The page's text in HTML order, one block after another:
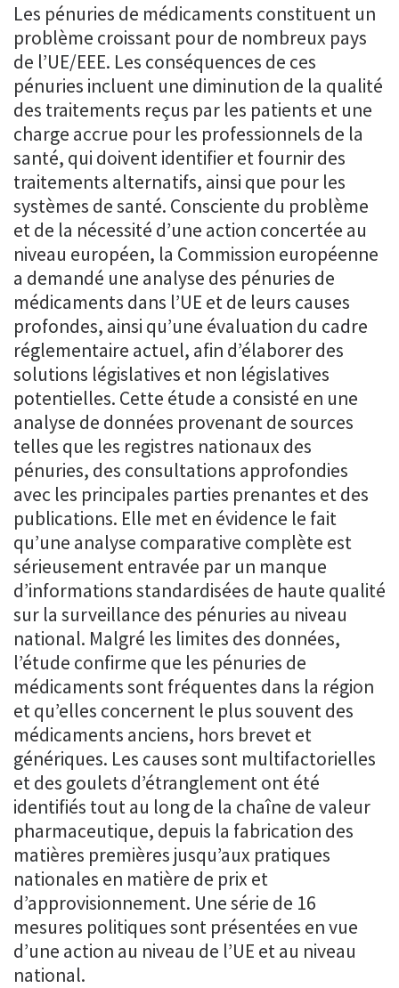
Les pénuries de médicaments constituent un
problème croissant pour de nombreux pays
de l’UE/EEE. Les conséquences de ces
pénuries incluent une diminution de la qualité
des traitements reçus par les patients et une
charge accrue pour les professionnels de la
santé, qui doivent identifier et fournir des
traitements alternatifs, ainsi que pour les
systèmes de santé. Consciente du problème
et de la nécessité d’une action concertée au
niveau européen, la Commission européenne
a demandé une analyse des pénuries de
médicaments dans l’UE et de leurs causes
profondes, ainsi qu’une évaluation du cadre
réglementaire actuel, afin d’élaborer des
solutions législatives et non législatives
potentielles. Cette étude a consisté en une
analyse de données provenant de sources
telles que les registres nationaux des
pénuries, des consultations approfondies
avec les principales parties prenantes et des
publications. Elle met en évidence le fait
qu’une analyse comparative complète est
sérieusement entravée par un manque
d’informations standardisées de haute qualité
sur la surveillance des pénuries au niveau
national. Malgré les limites des données,
l’étude confirme que les pénuries de
médicaments sont fréquentes dans la région
et qu’elles concernent le plus souvent des
médicaments anciens, hors brevet et
génériques. Les causes sont multifactorielles
et des goulets d’étranglement ont été
identifiés tout au long de la chaîne de valeur
pharmaceutique, depuis la fabrication des
matières premières jusqu’aux pratiques
nationales en matière de prix et
d’approvisionnement. Une série de 16
mesures politiques sont présentées en vue
d’une action au niveau de l’UE et au niveau
national.